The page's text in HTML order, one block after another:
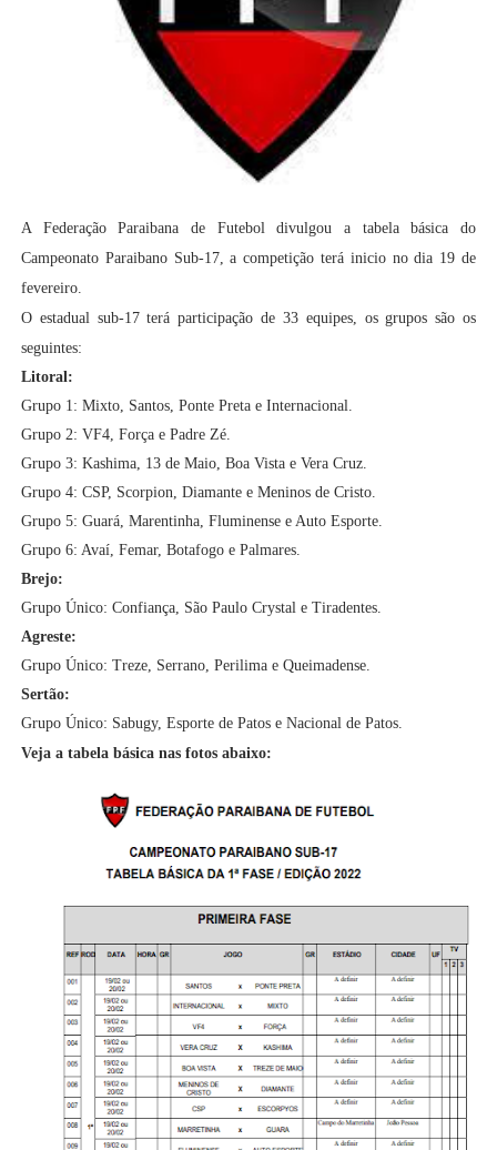
A Federação Paraibana de Futebol divulgou a tabela básica do
Campeonato Paraibano Sub-17, a competição terá inicio no dia 19 de
fevereiro.
O estadual sub-17 terá participação de 33 equipes, os grupos são os
seguintes:
Litoral:
Grupo 1: Mixto, Santos, Ponte Preta e Internacional.
Grupo 2: VF4, Força e Padre Zé.
Grupo 3: Kashima, 13 de Maio, Boa Vista e Vera Cruz.
Grupo 4: CSP, Scorpion, Diamante e Meninos de Cristo.
Grupo 5: Guará, Marentinha, Fluminense e Auto Esporte.
Grupo 6: Avaí, Femar, Botafogo e Palmares.
Brejo:
Grupo Único: Confiança, São Paulo Crystal e Tiradentes.
Agreste:
Grupo Único: Treze, Serrano, Perilima e Queimadense.
Sertão:
Grupo Único: Sabugy, Esporte de Patos e Nacional de Patos.
Veja a tabela básica nas fotos abaixo: